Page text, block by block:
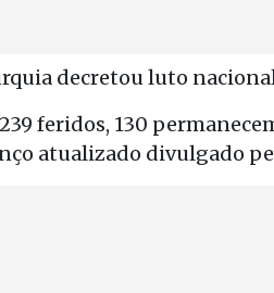
decretou luto
feridos, 130
atualizado divulgado